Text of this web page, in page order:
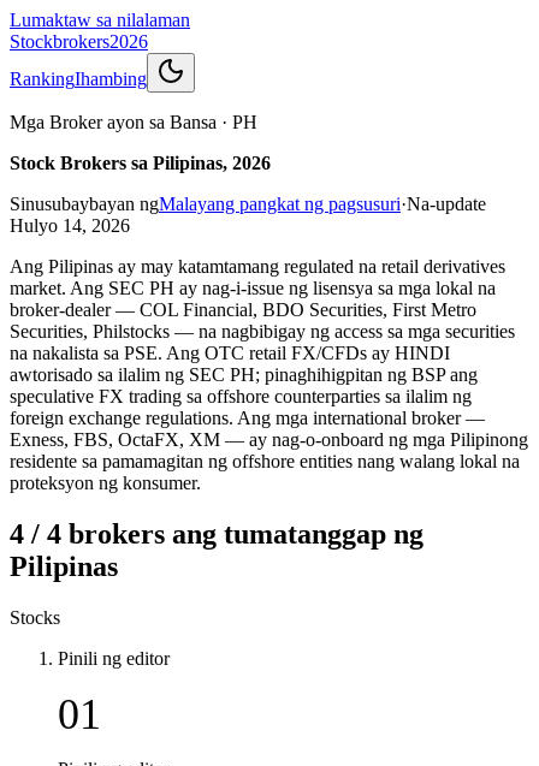
Lumaktaw sa nilalaman
Stockbrokers2026
RankingIhambing
Mga Broker ayon sa Bansa · PH
Stock Brokers sa Pilipinas, 2026
Sinusubaybayan ngMalayang pangkat ng pagsusuri·Na-update
Hulyo 14, 2026
Ang Pilipinas ay may katamtamang regulated na retail derivatives
market. Ang SEC PH ay nag-i-issue ng lisensya sa mga lokal na
broker-dealer — COL Financial, BDO Securities, First Metro
Securities, Philstocks — na nagbibigay ng access sa mga securities
na nakalista sa PSE. Ang OTC retail FX/CFDs ay HINDI
awtorisado sa ilalim ng SEC PH; pinaghihigpitan ng BSP ang
speculative FX trading sa offshore counterparties sa ilalim ng
foreign exchange regulations. Ang mga international broker —
Exness, FBS, OctaFX, XM — ay nag-o-onboard ng mga Pilipinong
residente sa pamamagitan ng offshore entities nang walang lokal na
proteksyon ng konsumer.
4 / 4 brokers ang tumatanggap ng
Pilipinas
Stocks
Pinili ng editor
01